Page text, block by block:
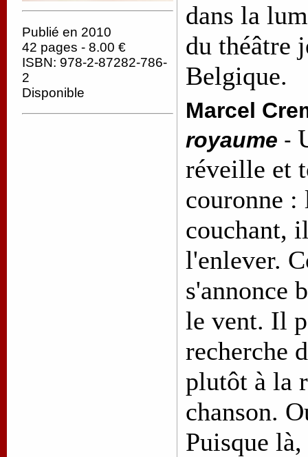
Publié en 2010
42 pages - 8.00 €
ISBN: 978-2-87282-786-
2
Disponible
dans la
du théâtre
Belgique.
Marcel
royaume -
réveille et
couronne :
couchant,
l'enlever.
s'annonce
le vent. Il
recherche
plutôt à la
chanson.
Puisque